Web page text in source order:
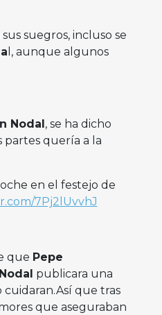
suegros, incluso se
l, aunque algunos
Nodal , se ha dicho
partes quería a la
en el festejo de
7Pj2lUvvhJ
que Pepe
publicara una
que tras
que aseguraban